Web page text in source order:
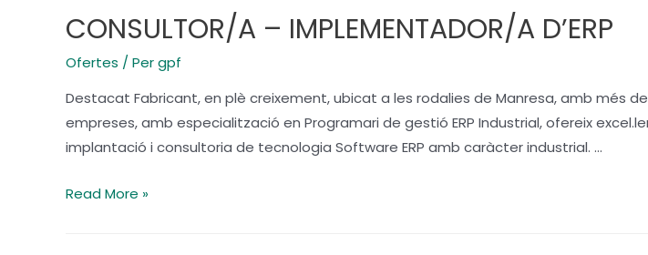
CONSULTOR/A – IMPLEMENTADOR/A D’ERP
Ofertes / Pergpf
Destacat Fabricant, en plè creixement, ubicat a les rodalies de Manresa, amb més
empreses, amb especialització en Programari de gestió ERP Industrial, ofereix
implantació i consultoria de tecnologia Software ERP amb caràcter industrial. …
CONSULTOR/A
Read More »